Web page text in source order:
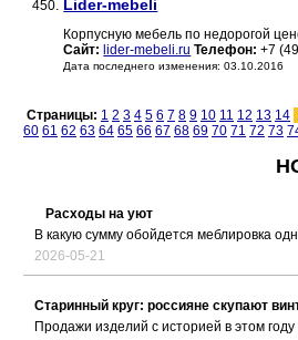
450. Lider-mebeli
Корпусную мебель по недорогой
Сайт: lider-mebeli.ru Телефон: +7
Дата последнего изменения: 03.10.2016
Страницы: 1 2 3 4 5 6 7 8 9 10 11 12 13 14
60 61 62 63 64 65 66 67 68 69 70 71 72 73
Расходы на уют
В какую сумму обойдется меблировка
2026-05-21
Старинный круг: россияне скупают
Продажи изделий с историей в этом